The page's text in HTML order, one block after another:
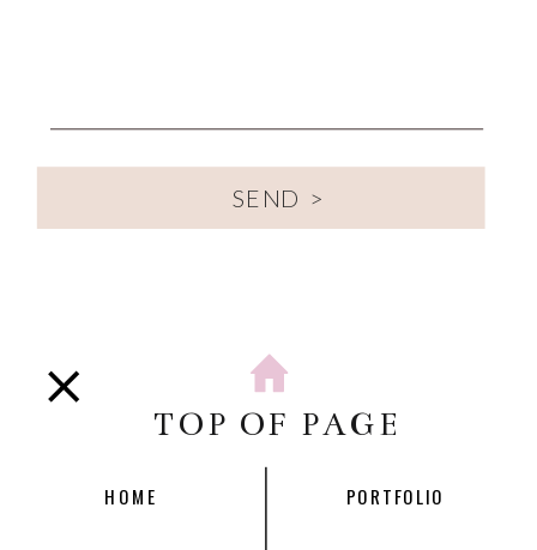
SEND >
HOME PORTFOLIO
TOP OF PAGE